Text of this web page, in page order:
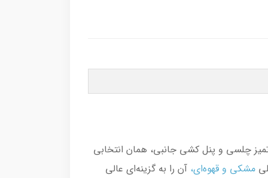
چلسی و پنل کشی جانبی، همان انتخابی
مشکی و قهوه‌ای، آن را به گزینه‌ای عالی